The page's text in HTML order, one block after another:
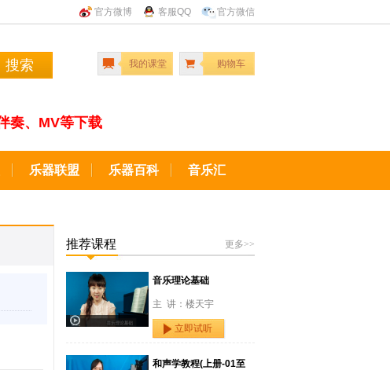
官方微博 客服QQ 官方微信
搜索 我的课堂 购物车
奏、MV等下载
乐器联盟 乐器百科 音乐汇
更多>>
推荐课程
音乐理论基础
主 讲：楼天宇
立即试听
和声学教程(上册-01至